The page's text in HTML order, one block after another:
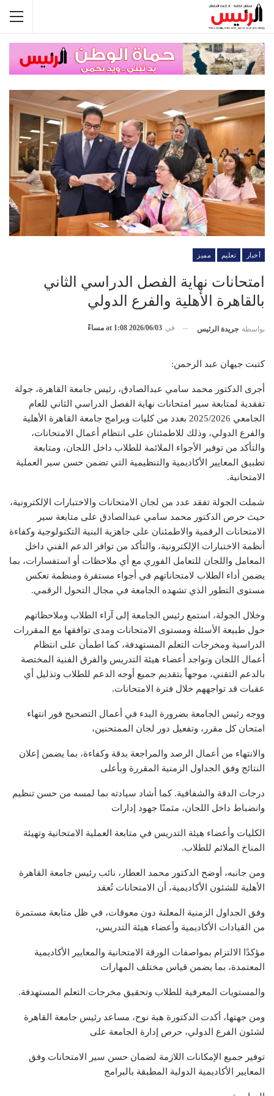
أخبار تعليم مميز
امتحانات نهاية الفصل الدراسي الثاني
بالقاهرة الأهلية والفرع الدولي
بواسطة جريدة الرئيس في 2026/06/03 at 1:08 مساءً
كتبت جيهان عبد الرحمن:
أجرى الدكتور محمد سامي عبدالصادق، رئيس جامعة القاهرة، جولة
تفقدية لمتابعة سير امتحانات نهاية الفصل الدراسي الثاني للعام
الجامعي 2025/2026 بعدد من كليات وبرامج جامعة القاهرة الأهلية
والفرع الدولي، وذلك للاطمئنان على انتظام أعمال الامتحانات،
والتأكد من توفير الأجواء الملائمة للطلاب داخل اللجان، ومتابعة
تطبيق المعايير الأكاديمية والتنظيمية التي تضمن حسن سير العملية
الامتحانية.
شملت الجولة تفقد عدد من لجان الامتحانات والاختبارات الإلكترونية،
حيث حرص الدكتور محمد سامي عبدالصادق على متابعة سير
الامتحانات الرقمية والاطمئنان على جاهزية البنية التكنولوجية وكفاءة
أنظمة الاختبارات الإلكترونية، والتأكد من توافر الدعم الفني داخل
المعامل واللجان للتعامل الفوري مع أي ملاحظات أو استفسارات، بما
يضمن أداء الطلاب لامتحاناتهم في أجواء مستقرة ومنظمة تعكس
مستوى التطور الذي تشهده الجامعة في مجال التحول الرقمي.
وخلال الجولة، استمع رئيس الجامعة إلى آراء الطلاب وملاحظاتهم
حول طبيعة الأسئلة ومستوى الامتحانات ومدى توافقها مع المقررات
الدراسية ومخرجات التعلم المستهدفة، كما اطمأن على انتظام
أعمال اللجان وتواجد أعضاء هيئة التدريس والفرق الفنية المختصة
بالدعم التقني، موجهاً بتقديم جميع أوجه الدعم للطلاب وتذليل أي
عقبات قد تواجههم خلال فترة الامتحانات.
ووجه رئيس الجامعة بضرورة البدء في أعمال التصحيح فور انتهاء
امتحان كل مقرر، وتفعيل دور لجان الممتحنين،
والانتهاء من أعمال الرصد والمراجعة بدقة وكفاءة، بما يضمن إعلان
النتائج وفق الجداول الزمنية المقررة وبأعلى
درجات الدقة والشفافية. كما أشاد سيادته بما لمسه من حسن تنظيم
وانضباط داخل اللجان، مثمنًا جهود إدارات
الكليات وأعضاء هيئة التدريس في متابعة العملية الامتحانية وتهيئة
المناخ الملائم للطلاب.
ومن جانبه، أوضح الدكتور محمد العطار، نائب رئيس جامعة القاهرة
الأهلية للشئون الأكاديمية، أن الامتحانات تُعقد
وفق الجداول الزمنية المعلنة دون معوقات، في ظل متابعة مستمرة
من القيادات الأكاديمية وأعضاء هيئة التدريس،
مؤكدًا الالتزام بمواصفات الورقة الامتحانية والمعايير الأكاديمية
المعتمدة، بما يضمن قياس مختلف المهارات
والمستويات المعرفية للطلاب وتحقيق مخرجات التعلم المستهدفة.
ومن جهتها، أكدت الدكتورة هبة نوح، مساعد رئيس جامعة القاهرة
لشئون الفرع الدولي، حرص إدارة الجامعة على
توفير جميع الإمكانات اللازمة لضمان حسن سير الامتحانات وفق
المعايير الأكاديمية الدولية المطبقة بالبرامج